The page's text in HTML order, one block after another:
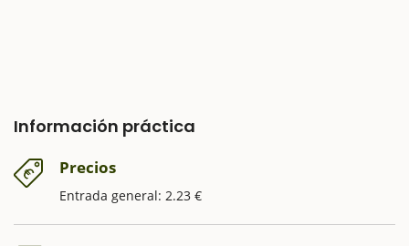
Información práctica
Precios
Entrada general: 2.23 €